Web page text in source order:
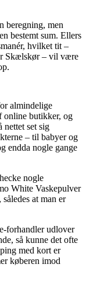
beregning, men
bestemt sum. Ellers
hvilket tit –
Skælskør – vil være
almindelige
online butikker, og
set sig
– til babyer og
endda nogle gange
nogle
White Vaskepulver
at man er
forhandler udlover
så kunne det ofte
med kort er
køberen imod